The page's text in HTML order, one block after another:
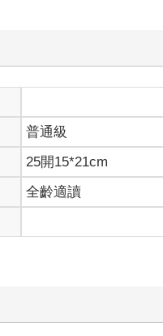
普通級
25開15*21cm
全齡適讀